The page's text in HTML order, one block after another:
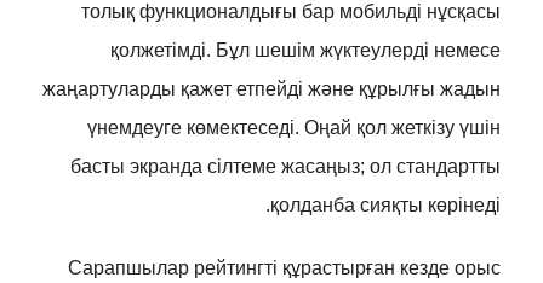
толық функционалдығы бар мобильді нұсқасы
қолжетімді. Бұл шешім жүктеулерді немесе
жаңартуларды қажет етпейді және құрылғы жадын
үнемдеуге көмектеседі. Оңай қол жеткізу үшін
басты экранда сілтеме жасаңыз; ол стандартты
қолданба сияқты көрінеді.
Сарапшылар рейтингті құрастырған кезде орыс